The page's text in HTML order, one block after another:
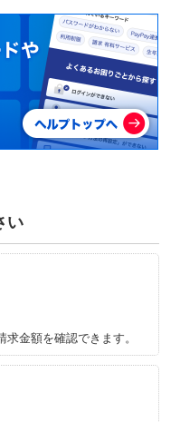
い
金額を確認できます。